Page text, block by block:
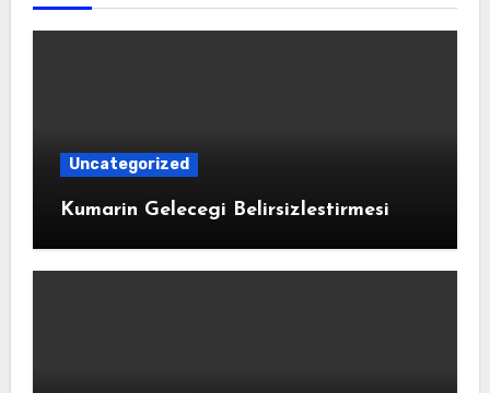
Uncategorized
Kumarin Gelecegi Belirsizlestirmesi